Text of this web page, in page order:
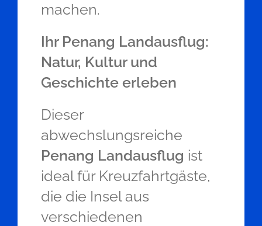
machen.
Ihr Penang Landausflug:
Natur, Kultur und
Geschichte erleben
Dieser
abwechslungsreiche
Penang Landausflug ist
ideal für Kreuzfahrtgäste,
die die Insel aus
verschiedenen